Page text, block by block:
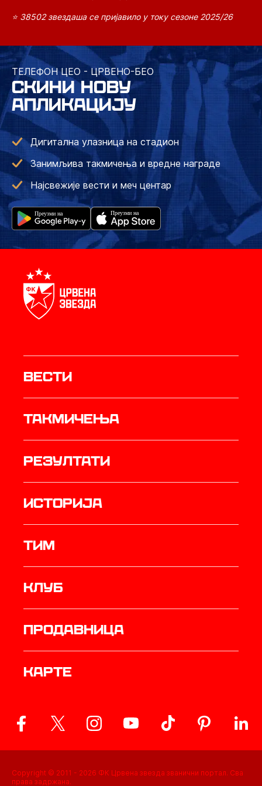
⭐ 38502 звездаша се пријавило у току сезоне 2025/26
ТЕЛЕФОН ЦЕО - ЦРВЕНО-БЕО
СКИНИ НОВУ
АПЛИКАЦИЈУ
Дигитална улазница на стадион
Занимљива такмичења и вредне награде
Најсвежије вести и меч центар
Вести
Такмичења
резултати
историја
ТИМ
Клуб
продавница
Карте
Copyright © 2011 - 2026 ФК Црвена звезда званични портал. Сва
права задржана.